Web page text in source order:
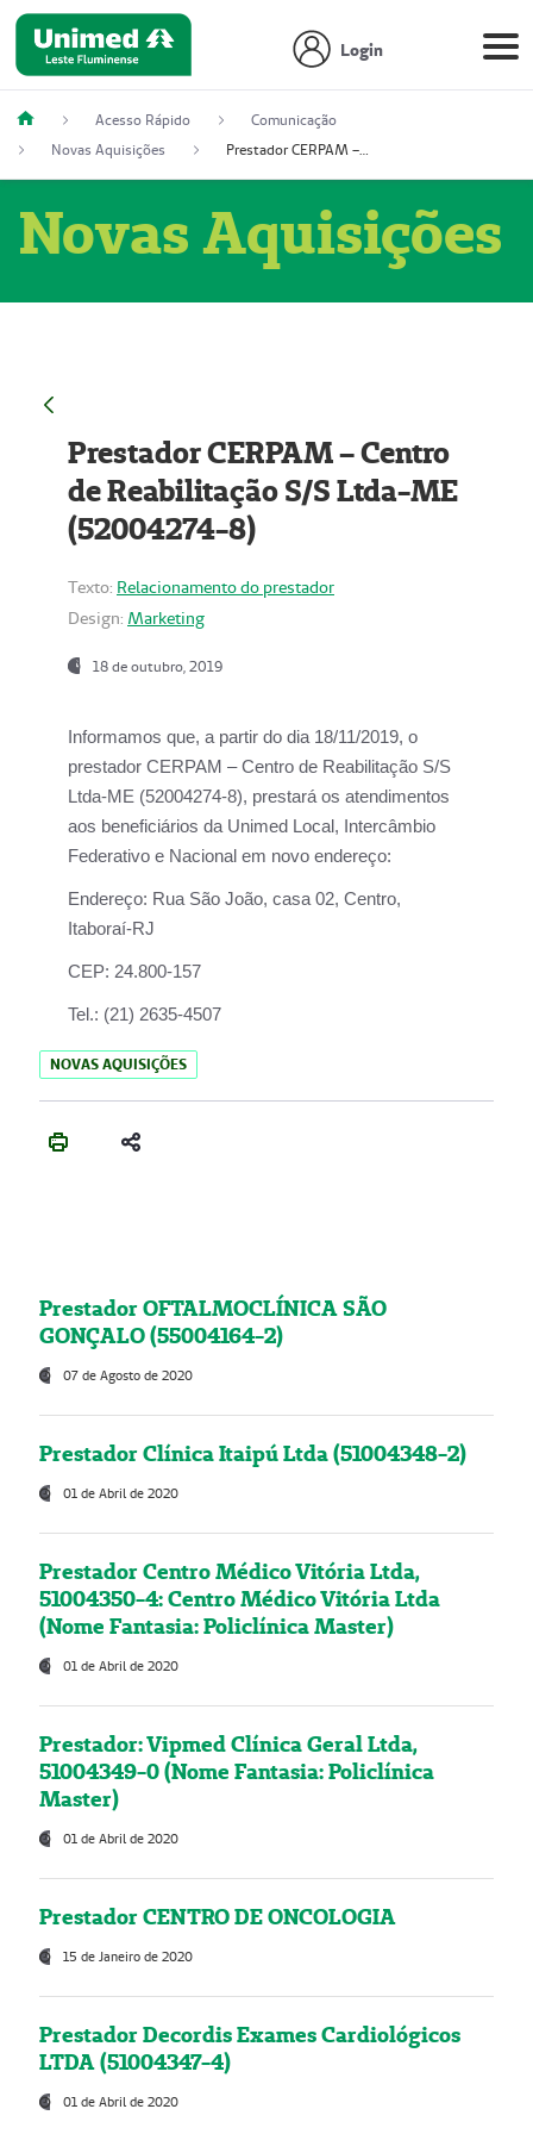
Login
Acesso Rápido
Comunicação
Novas Aquisições
Prestador CERPAM – Centro de Reabilitação S/S Ltda-ME (52004274-8)
Novas Aquisições
Prestador CERPAM – Centro
de Reabilitação S/S Ltda-ME
(52004274-8)
Texto: Relacionamento do prestador
Design: Marketing
18 de outubro, 2019
Informamos que, a partir do dia 18/11/2019, o
prestador CERPAM – Centro de Reabilitação S/S
Ltda-ME (52004274-8), prestará os atendimentos
aos beneficiários da Unimed Local, Intercâmbio
Federativo e Nacional em novo endereço:
Endereço: Rua São João, casa 02, Centro,
Itaboraí-RJ
CEP: 24.800-157
Tel.: (21) 2635-4507
NOVAS AQUISIÇÕES
Prestador OFTALMOCLÍNICA SÃO
GONÇALO (55004164-2)
07 de Agosto de 2020
Prestador Clínica Itaipú Ltda (51004348-2)
01 de Abril de 2020
Prestador Centro Médico Vitória Ltda,
51004350-4: Centro Médico Vitória Ltda
(Nome Fantasia: Policlínica Master)
01 de Abril de 2020
Prestador: Vipmed Clínica Geral Ltda,
51004349-0 (Nome Fantasia: Policlínica
Master)
01 de Abril de 2020
Prestador CENTRO DE ONCOLOGIA
15 de Janeiro de 2020
Prestador Decordis Exames Cardiológicos
LTDA (51004347-4)
01 de Abril de 2020